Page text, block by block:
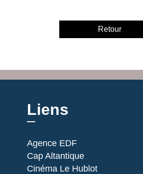
Retour
Liens
Agence EDF
Cap Altantique
Cinéma Le Hublot